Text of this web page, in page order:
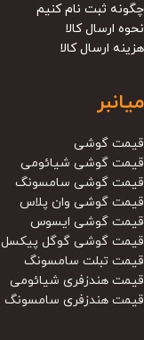
چگونه ثبت نام کنیم
نحوه ارسال کالا
هزینه ارسال کالا
میانبر
قیمت گوشی
قیمت گوشی شیائومی
قیمت گوشی سامسونگ
قیمت گوشی وان پلاس
قیمت گوشی ایسوس
قیمت گوشی گوگل پیکسل
قیمت تبلت سامسونگ
قیمت هندزفری شیائومی
قیمت هندزفری سامسونگ